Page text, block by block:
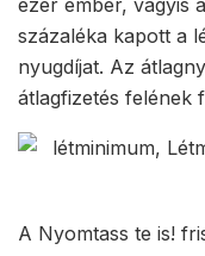
ezer ember, vagyis
százaléka kapott a
nyugdíjat. Az
átlagfizetés felének
A Nyomtass te is!